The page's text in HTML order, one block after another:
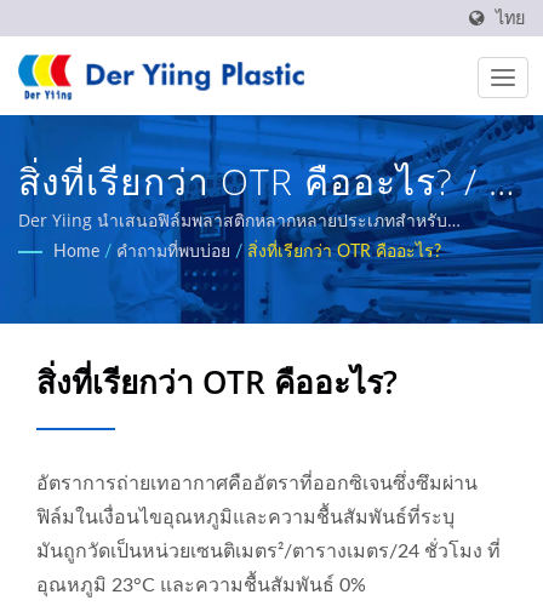
ไทย
สิ่งที่เรียกว่า OTR คืออะไร? / ผู้
ผลิตฟิล์มพลาสติกบรรจุภัณฑ์
อาหาร REACH & RoHS | Der
Yiing Plastic Co.,Ltd.
Der Yiing นำเสนอฟิล์มพลาสติกหลากหลายประเภทสำหรับ
อุตสาหกรรมที่แตกต่างกัน ผลิตภัณฑ์หลักของเรา ได้แก่ ฟิล์ม BOPP
ปิดผนึกด้วยความร้อน, ฟิล์ม BOPE, ฟิล์ม CPP, ฟิล์มอัดรีดหลายชั้น,
Home / คำถามที่พบบ่อย / สิ่งที่เรียกว่า OTR คืออะไร?
สิ่งที่เรียกว่า OTR คืออะไร?
อัตราการถ่ายเทอากาศคืออัตราที่ออกซิเจนซึ่งซึมผ่าน
ฟิล์มในเงื่อนไขอุณหภูมิและความชื้นสัมพันธ์ที่ระบุ
มันถูกวัดเป็นหน่วยเซนติเมตร²/ตารางเมตร/24 ชั่วโมง ที่
อุณหภูมิ 23°C และความชื้นสัมพันธ์ 0%